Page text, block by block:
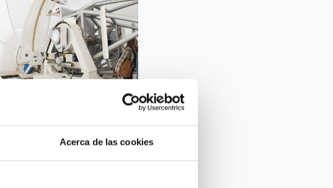
Acerca de las cookies
JUAN JESÚS ARMAS MARCELO:
“El IAC y sus Observatorios son
burbuja, como un oasis